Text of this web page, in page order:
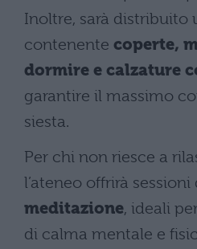
Inoltre, sarà distribuito
contenente coperte,
dormire e calzature
garantire il massimo
siesta.
Per chi non riesce a
l’ateneo offrirà sessioni
meditazione, ideali
di calma mentale e